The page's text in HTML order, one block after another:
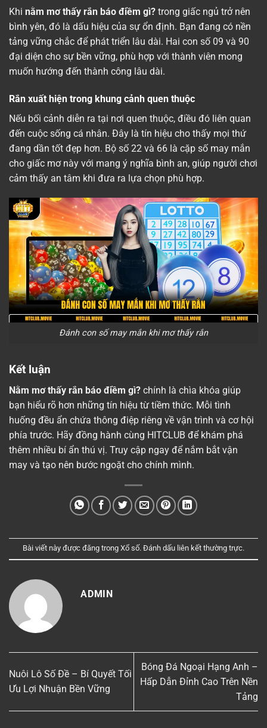
Khi nằm mơ thấy rắn báo điềm gì? trong giấc ngủ trở nên
bình yên, đó là dấu hiệu của sự ổn định. Bạn đang có nền
tảng vững chắc để phát triển lâu dài. Hai con số 09 và 90
đại diện cho sự bền vững, phù hợp với thành viên mong
muốn hướng đến thành công lâu dài.
Rắn xuất hiện trong khung cảnh quen thuộc
Nếu bối cảnh diễn ra tại nơi quen thuộc, điều đó liên quan
đến cuộc sống cá nhân. Đây là tín hiệu cho thấy mọi thứ
đang dần tốt đẹp hơn. Bộ số 22 và 66 là cặp số may mắn
cho giấc mơ này với mang ý nghĩa bình an, giúp người chơi
cảm thấy an tâm khi đưa ra lựa chọn phù hợp.
Đánh con số may mắn khi mơ thấy rắn
Kết luận
Nằm mơ thấy rắn báo điềm gì? chính là chìa khóa giúp
bạn hiểu rõ hơn những tín hiệu từ tiềm thức. Mỗi tình
huống đều ẩn chứa thông điệp riêng về vận trình và cơ hội
phía trước. Hãy đồng hành cùng HITCLUB để khám phá
thêm nhiều bí ẩn thú vị. Truy cập ngay để nắm bắt vận
may và tạo nên bước ngoặt cho chính mình.
Bài viết này được đăng trong Xổ số. Đánh dấu liên kết thường trực.
ADMIN
Nuôi Lô Số Đề – Bí Quyết Tối
Ưu Lợi Nhuận Bền Vững
Bóng Đá Ngoại Hạng Anh –
Hấp Dẫn Đỉnh Cao Trên Nền
Tảng